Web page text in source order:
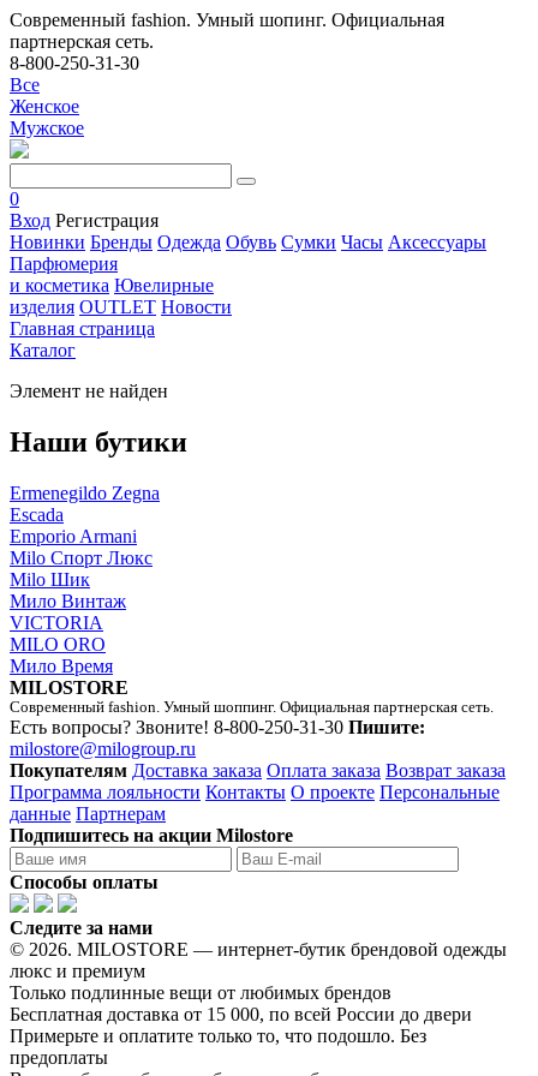
Современный fashion. Умный шопинг. Официальная
партнерская сеть.
8-800-250-31-30
Все
Женское
Мужское
0
Вход Регистрация
Новинки Бренды Одежда Обувь Сумки Часы Аксессуары
Парфюмерия
и косметика Ювелирные
изделия OUTLET Новости
Главная страница
Каталог
Элемент не найден
Наши бутики
Ermenegildo Zegna
Escada
Emporio Armani
Milo Спорт Люкс
Milo Шик
Мило Винтаж
VICTORIA
MILO ORO
Мило Время
MILOSTORE
Современный fashion. Умный шоппинг. Официальная партнерская сеть.
Есть вопросы? Звоните! 8-800-250-31-30 Пишите:
milostore@milogroup.ru
Покупателям Доставка заказа Оплата заказа Возврат заказа
Программа лояльности Контакты О проекте Персональные
данные Партнерам
Подпишитесь на акции Milostore
Способы оплаты
Следите за нами
© 2026. MILOSTORE — интернет-бутик брендовой одежды
люкс и премиум
Только подлинные вещи от любимых брендов
Бесплатная доставка от 15 000, по всей России до двери
Примерьте и оплатите только то, что подошло. Без
предоплаты